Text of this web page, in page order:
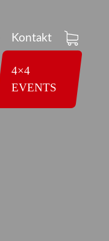
Kontakt
4×4
EVENTS